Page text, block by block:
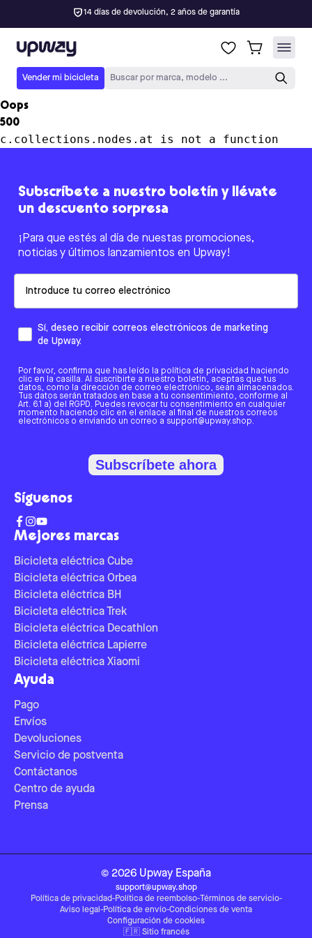
14 días de devolución, 2 años de garantía
Upway
Vender mi bicicleta Buscar por marca, modelo ...
Oops
500
c.collections.nodes.at is not a function
Mejores marcas
Bicicleta eléctrica Cube
Bicicleta eléctrica Orbea
Bicicleta eléctrica BH
Bicicleta eléctrica Trek
Bicicleta eléctrica Decathlon
Bicicleta eléctrica Lapierre
Bicicleta eléctrica Xiaomi
Ayuda
Pago
Envíos
Devoluciones
Servicio de postventa
Contáctanos
Centro de ayuda
Prensa
Subscríbete a nuestro boletín y llévate
un descuento sorpresa
¡Para que estés al día de nuestas promociones,
noticias y últimos lanzamientos en Upway!
Sí, deseo recibir correos electrónicos de marketing
de Upway.
Por favor, confirma que has leído la política de privacidad haciendo
clic en la casilla. Al suscribirte a nuestro boletín, aceptas que tus
datos, como la dirección de correo electrónico, sean almacenados.
Tus datos serán tratados en base a tu consentimiento, conforme al
Art. 6.1 a) del RGPD. Puedes revocar tu consentimiento en cualquier
momento haciendo clic en el enlace al final de nuestros correos
electrónicos o enviando un correo a support@upway.shop.
Subscríbete ahora
Síguenos
© 2026 Upway España
support@upway.shop
Política de privacidad-Política de reembolso-Términos de servicio-
Aviso legal -Política de envío-Condiciones de venta
Configuración de cookies
🇫🇷 Sitio francés